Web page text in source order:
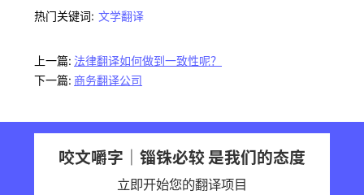
热门关键词: 文学翻译
上一篇: 法律翻译如何做到一致性呢？
下一篇: 商务翻译公司
咬文嚼字｜锱铢必较 是我们的态度
立即开始您的翻译项目